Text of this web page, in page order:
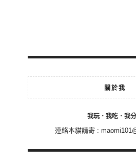
關於我
我玩．我吃．我
連絡本貓請寄 :